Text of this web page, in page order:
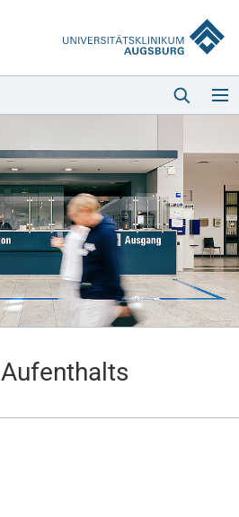
Aufenthalts